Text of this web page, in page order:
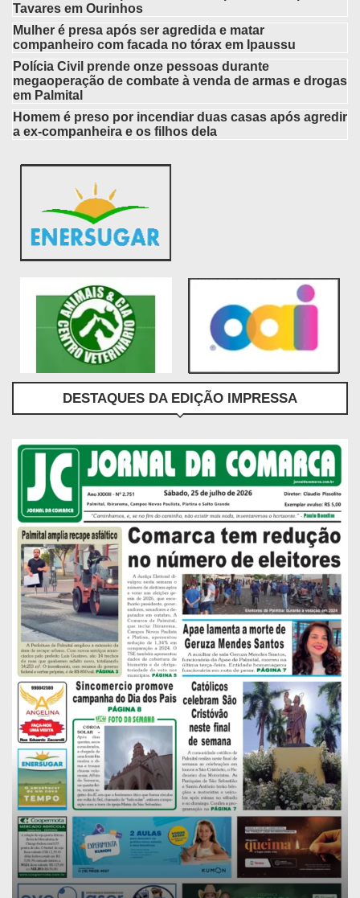
Tavares em Ourinhos
Mulher é presa após ser agredida e matar
companheiro com facada no tórax em Ipaussu
Polícia Civil prende onze pessoas durante
megaoperação de combate à venda de armas e drogas
em Palmital
Homem é preso por incendiar duas casas após agredir
a ex-companheira e os filhos dela
DESTAQUES DA EDIÇÃO IMPRESSA